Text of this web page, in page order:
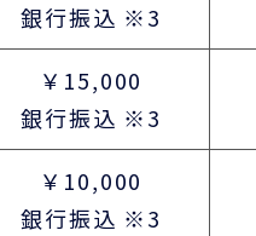
銀行振込 ※3
￥15,000
銀行振込 ※3
￥10,000
銀行振込 ※3